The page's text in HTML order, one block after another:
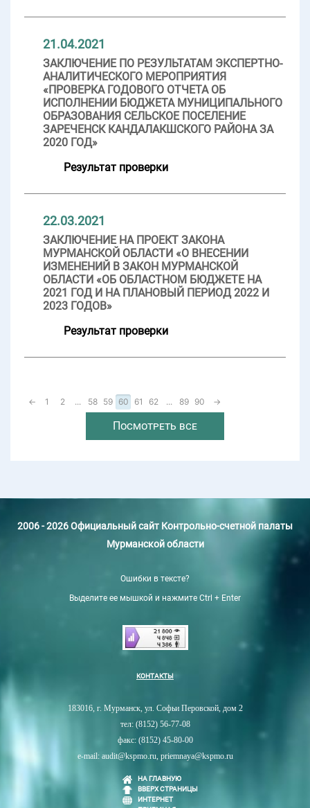
21.04.2021
ЗАКЛЮЧЕНИЕ ПО РЕЗУЛЬТАТАМ ЭКСПЕРТНО-
АНАЛИТИЧЕСКОГО МЕРОПРИЯТИЯ
«ПРОВЕРКА ГОДОВОГО ОТЧЕТА ОБ
ИСПОЛНЕНИИ БЮДЖЕТА МУНИЦИПАЛЬНОГО
ОБРАЗОВАНИЯ СЕЛЬСКОЕ ПОСЕЛЕНИЕ
ЗАРЕЧЕНСК КАНДАЛАКШСКОГО РАЙОНА ЗА
2020 ГОД»
Результат проверки
22.03.2021
ЗАКЛЮЧЕНИЕ НА ПРОЕКТ ЗАКОНА
МУРМАНСКОЙ ОБЛАСТИ «О ВНЕСЕНИИ
ИЗМЕНЕНИЙ В ЗАКОН МУРМАНСКОЙ
ОБЛАСТИ «ОБ ОБЛАСТНОМ БЮДЖЕТЕ НА
2021 ГОД И НА ПЛАНОВЫЙ ПЕРИОД 2022 И
2023 ГОДОВ»
Результат проверки
← 1 2 ... 58 59 60 61 62 ... 89 90 →
Посмотреть все
2006 - 2026 Официальный сайт Контрольно-счетной палаты
Мурманской области
Ошибки в тексте?
Выделите ее мышкой и нажмите Ctrl + Enter
КОНТАКТЫ
183016, г. Мурманск, ул. Софьи Перовской, дом 2
тел: (8152) 56-77-08
факс: (8152) 45-80-00
e-mail: audit@kspmo.ru, priemnaya@kspmo.ru
НА ГЛАВНУЮ
ВВЕРХ СТРАНИЦЫ
ИНТЕРНЕТ